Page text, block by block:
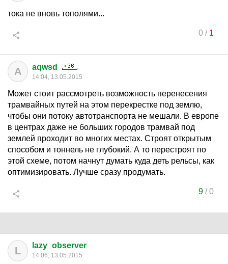
тока не вновь тополями...
0/ 1
A aqwsd
14:04, 13.05.2015
Может стоит рассмотреть возможность перенесения
трамвайных путей на этом перекрестке под землю,
чтобы они потоку автотранспорта не мешали. В европе
в центрах даже не больших городов трамвай под
землей проходит во многих местах. Строят открытым
способом и тоннель не глубокий. А то перестроят по
этой схеме, потом начнут думать куда деть рельсы, как
оптимизировать. Лучше сразу продумать.
9/0
L lazy_observer
14:06, 13.05.2015